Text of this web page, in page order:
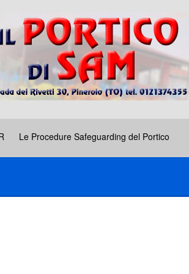
Le Procedure Safeguarding del Portico